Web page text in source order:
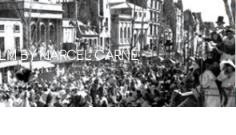
BY MARCEL CARNÉ